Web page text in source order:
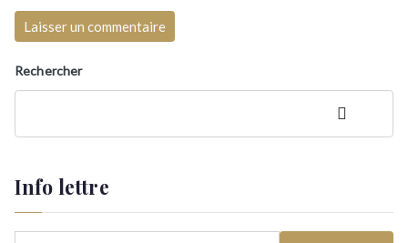
Rechercher
Rechercher
Info lettre